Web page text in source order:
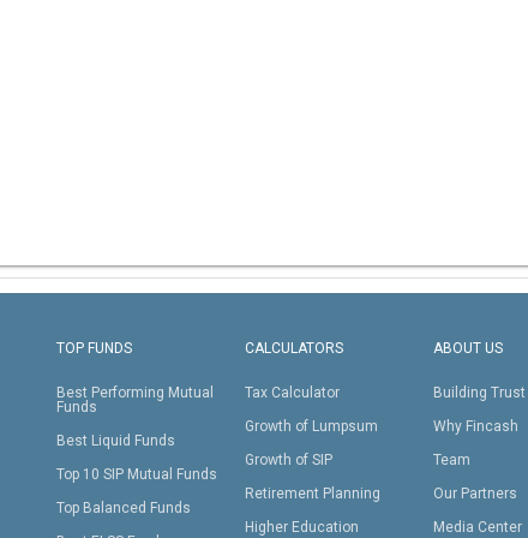
TOP FUNDS
Best Performing Mutual
Funds
Best Liquid Funds
Top 10 SIP Mutual Funds
Top Balanced Funds
CALCULATORS
Tax Calculator
Growth of Lumpsum
Growth of SIP
Retirement Planning
Higher Education
ABOUT US
Building Trust
Why Fincash
Team
Our Partners
Media Center